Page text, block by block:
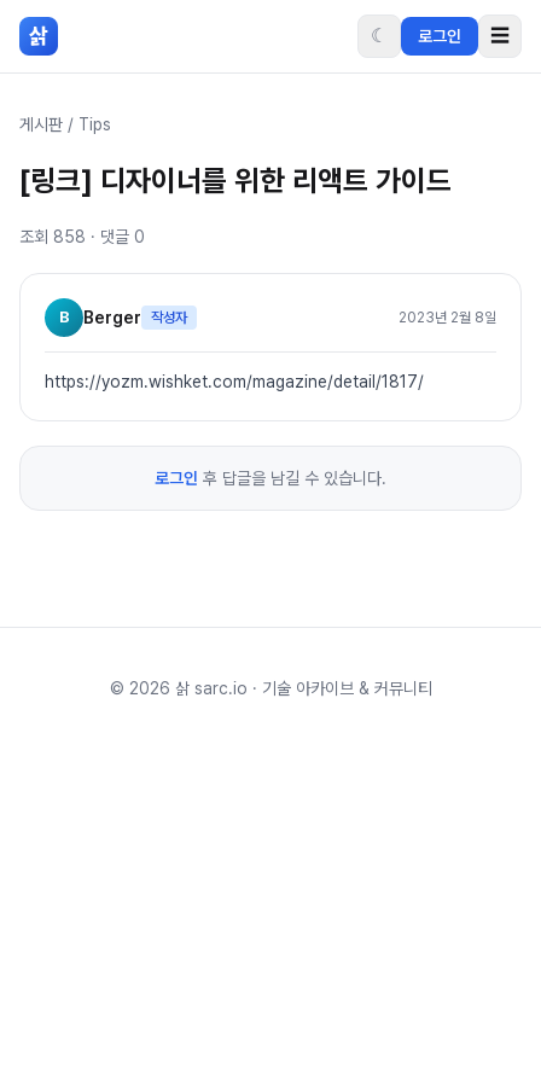
본문 바로가기
삵 ☾ 로그인 ☰
게시판 / Tips
[링크] 디자이너를 위한 리액트 가이드
조회 858 · 댓글 0
B Berger 작성자 2023년 2월 8일
https://yozm.wishket.com/magazine/detail/1817/
로그인 후 답글을 남길 수 있습니다.
© 2026 삵 sarc.io · 기술 아카이브 & 커뮤니티